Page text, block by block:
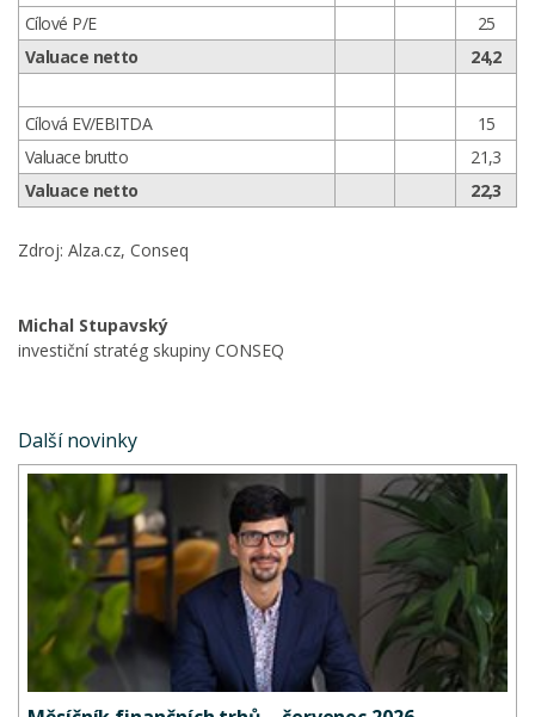
Cílové P/E
25
Valuace netto
24,2
Cílová EV/EBITDA
15
Valuace brutto
21,3
Valuace netto
22,3
Zdroj: Alza.cz, Conseq
Michal Stupavský
investiční stratég skupiny CONSEQ
Další novinky